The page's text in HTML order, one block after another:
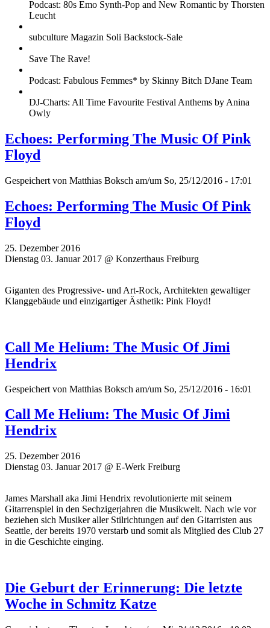
Podcast: 80s Emo Synth-Pop and New Romantic by Thorsten
Leucht
subculture Magazin Soli Backstock-Sale
Save The Rave!
Podcast: Fabulous Femmes* by Skinny Bitch DJane Team
DJ-Charts: All Time Favourite Festival Anthems by Anina
Owly
Echoes: Performing The Music Of Pink
Floyd
Gespeichert von Matthias Boksch am/um So, 25/12/2016 - 17:01
Echoes: Performing The Music Of Pink
Floyd
25. Dezember 2016
Dienstag 03. Januar 2017 @ Konzerthaus Freiburg
Giganten des Progressive- und Art-Rock, Architekten gewaltiger
Klanggebäude und einzigartiger Ästhetik: Pink Floyd!
Call Me Helium: The Music Of Jimi
Hendrix
Gespeichert von Matthias Boksch am/um So, 25/12/2016 - 16:01
Call Me Helium: The Music Of Jimi
Hendrix
25. Dezember 2016
Dienstag 03. Januar 2017 @ E-Werk Freiburg
James Marshall aka Jimi Hendrix revolutionierte mit seinem
Gitarrenspiel in den Sechzigerjahren die Musikwelt. Nach wie vor
beziehen sich Musiker aller Stilrichtungen auf den Gitarristen aus
Seattle, der bereits 1970 verstarb und somit als Mitglied des Club 27
in die Geschichte einging.
Die Geburt der Erinnerung: Die letzte
Woche in Schmitz Katze